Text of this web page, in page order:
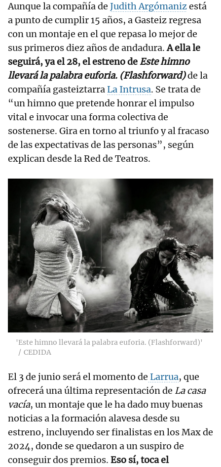
Aunque la compañía de Judith Argómanizestá
a punto de cumplir 15 años, a Gasteiz regresa
con un montaje en el que repasa lo mejor de
sus primeros diez años de andadura.A ella le
seguirá, ya el 28, el estreno deEste himno
llevará la palabra euforia. (Flashforward)de la
compañía gasteiztarraLa Intrusa. Se trata de
“un himno que pretende honrar el impulso
vital e invocar una forma colectiva de
sostenerse. Gira en torno al triunfo y al fracaso
de las expectativas de las personas”, según
explican desde la Red de Teatros.
'Este himno llevará la palabra euforia. (Flashforward)'
CEDIDA
El 3 de junio será el momento de Larrua, que
ofrecerá una última representación de La casa
vacía, un montaje que le ha dado muy buenas
noticias a la formación alavesa desde su
estreno, incluyendo ser finalistas en los Max de
2024, donde se quedaron a un suspiro de
conseguir dos premios. Eso sí, toca el